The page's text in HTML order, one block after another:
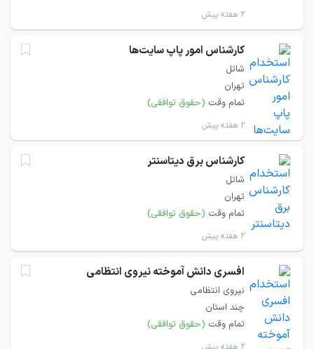
۲ هفته پیش
کارشناس امور پاپ سایت‌ها
شاتل
تهران
تمام وقت (حقوق توافقی)
۲ هفته پیش
کارشناس برق دیتاسنتر
شاتل
تهران
تمام وقت (حقوق توافقی)
۲ هفته پیش
افسری دانش آموخته نیروی انتظامی
نیروی انتظامی
چند استان
تمام وقت (حقوق توافقی)